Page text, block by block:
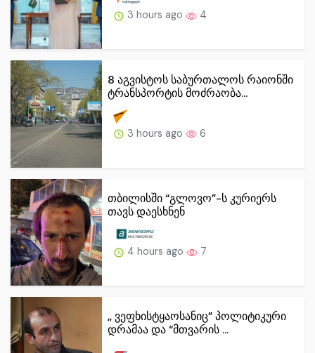
3 hours ago 4
8 აგვისტოს საბურთალოს რაიონში
ტრანსპორტის მოძრაობა...
3 hours ago 6
თბილისში “გლოვო”-ს კურიერს
თავს დაესხნენ
4 hours ago 7
,, ვეფხისტყაოსანიც” პოლიტიკური
დრამაა და “მთვარის ...